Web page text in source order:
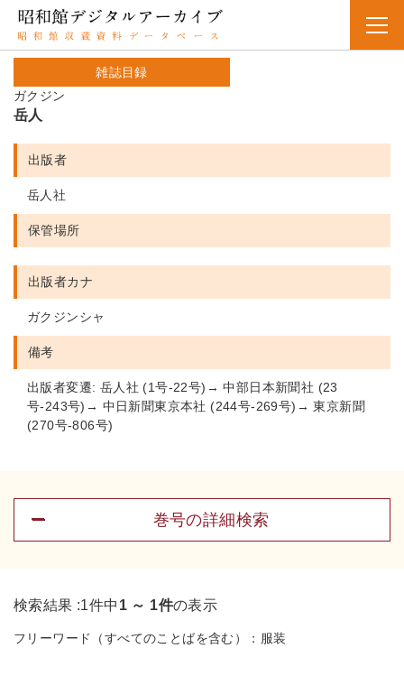
雑誌目録
ガクジン
岳人
出版者
岳人社
保管場所
出版者カナ
ガクジンシャ
備考
出版者変遷: 岳人社 (1号-22号)→ 中部日本新聞社 (23
号-243号)→ 中日新聞東京本社 (244号-269号)→ 東京新聞
(270号-806号)
巻号の詳細検索
検索結果 :1件中 1 ～ 1件の表示
フリーワード（すべてのことばを含む）： 服装